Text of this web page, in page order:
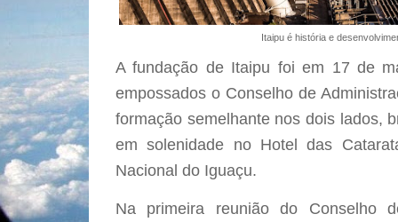
Itaipu é história e
A fundação de Itaipu foi em 17 de
empossados o Conselho de
formação semelhante nos dois lados,
em solenidade no Hotel das
Nacional do Iguaçu.
Na primeira reunião do Conselho